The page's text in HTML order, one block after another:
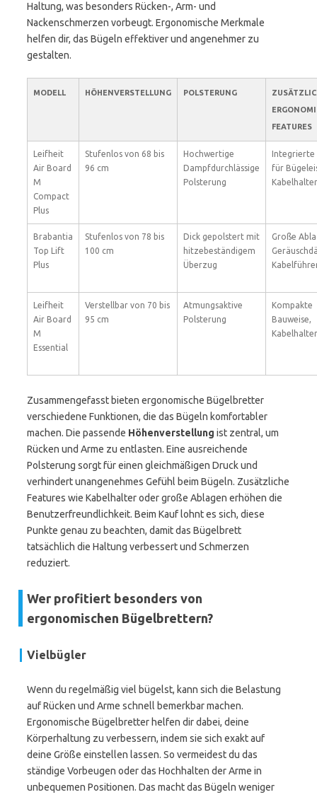
Haltung, was besonders Rücken-, Arm- und
Nackenschmerzen vorbeugt. Ergonomische Merkmale
helfen dir, das Bügeln effektiver und angenehmer zu
gestalten.
MODELL HÖHENVERSTELLUNG POLSTERUNG
FEATURES
Leifheit
Air Board
M
Compact
Plus
Stufenlos von 68 bis
96 cm
Hochwertige
Dampfdurchlässige
Polsterung
Integrierte
für
Kabelhalter
Brabantia
Top Lift
Plus
Stufenlos von 78 bis
100 cm
Dick gepolstert mit
hitzebeständigem
Überzug
Große
Leifheit
Air Board
M
Essential
Verstellbar von 70 bis
95 cm
Atmungsaktive
Polsterung
Kompakte
Bauweise,
Kabelhalter
Zusammengefasst bieten ergonomische Bügelbretter
verschiedene Funktionen, die das Bügeln komfortabler
machen. Die passende Höhenverstellung ist zentral, um
Rücken und Arme zu entlasten. Eine ausreichende
Polsterung sorgt für einen gleichmäßigen Druck und
verhindert unangenehmes Gefühl beim Bügeln. Zusätzliche
Features wie Kabelhalter oder große Ablagen erhöhen die
Benutzerfreundlichkeit. Beim Kauf lohnt es sich, diese
Punkte genau zu beachten, damit das Bügelbrett
tatsächlich die Haltung verbessert und Schmerzen
reduziert.
Wer profitiert besonders von
ergonomischen Bügelbrettern?
Vielbügler
Wenn du regelmäßig viel bügelst, kann sich die Belastung
auf Rücken und Arme schnell bemerkbar machen.
Ergonomische Bügelbretter helfen dir dabei, deine
Körperhaltung zu verbessern, indem sie sich exakt auf
deine Größe einstellen lassen. So vermeidest du das
ständige Vorbeugen oder das Hochhalten der Arme in
unbequemen Positionen. Das macht das Bügeln weniger